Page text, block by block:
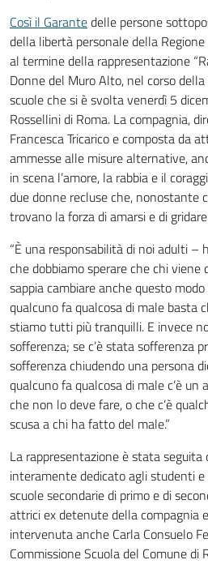
Così il Garantedelle persone
della libertà personale della
al termine della rappresentazione
Donne del Muro Alto, nel corso
scuole che si è svolta venerdì 5
Rossellini di Roma. La compagnia,
Francesca Tricarico e composta da
ammesse alle misure alternative,
in scena l’amore, la rabbia e il
due donne recluse che, nonostante
trovano la forza di amarsi e di
“È una responsabilità di noi adulti –
che dobbiamo sperare che chi viene
sappia cambiare anche questo
qualcuno fa qualcosa di male basta
stiamo tutti più tranquilli. E invece
sofferenza; se c’è stata sofferenza
sofferenza chiudendo una persona
qualcuno fa qualcosa di male c’è
che non lo deve fare, o che c’è
scusa a chi ha fatto del male.”
La rappresentazione è stata
interamente dedicato agli studenti
scuole secondarie di primo e di
attrici ex detenute della compagnia
intervenuta anche Carla Consuelo
Commissione Scuola del Comune di